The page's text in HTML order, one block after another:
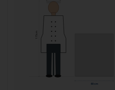
Specifikationer fritös FE 70/80 E:
Mått (LxBxH): 400x700x900 mm
175 cm
80 cm